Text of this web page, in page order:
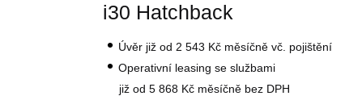
i30 Hatchback
Úvěr již od 2 543 Kč měsíčně vč. pojištění
Operativní leasing se službami
již od 5 868 Kč měsíčně bez DPH